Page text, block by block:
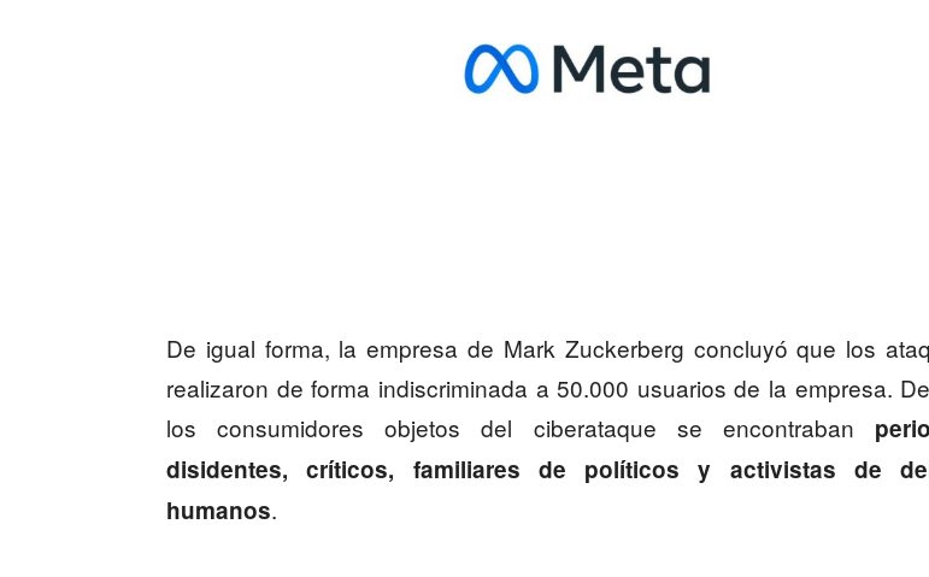
De igual forma, la empresa de Mark Zuckerberg concluyó que los
realizaron de forma indiscriminada a 50.000 usuarios de la empresa.
los consumidores objetos del ciberataque se encontraban
disidentes, críticos, familiares de políticos y activistas de
humanos.